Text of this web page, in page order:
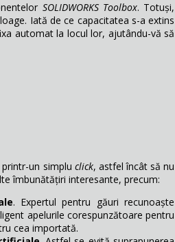
SOLIDWORKS Toolbox. Totuși,
Iată de ce capacitatea s-a extins
automat la locul lor, ajutându-vă să
un simplu click, astfel încât să nu
îmbunătățiri interesante, precum:
. Expertul pentru găuri recunoaște
apelurile corespunzătoare pentru
cea importată.